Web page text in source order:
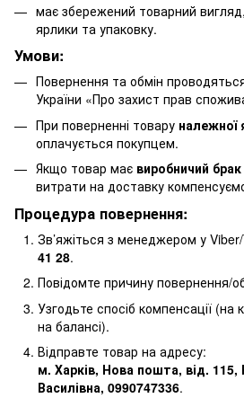
має збережений товарний
ярлики та упаковку.
Умови:
Повернення та обмін
України «Про захист прав
При поверненні товару належної
оплачується покупцем.
Якщо товар має виробничий
витрати на доставку
Процедура повернення:
Зв’яжіться з менеджером у
41 28.
Повідомте причину повернення/
Узгодьте спосіб компенсації (на
на балансі).
Відправте товар на адресу:
м. Харків, Нова пошта, від. 115,
Василівна, 0990747336.